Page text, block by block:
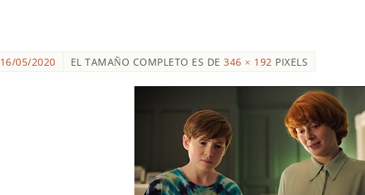
16/05/2020 EL TAMAÑO COMPLETO ES DE 346 × 192 PIXELS